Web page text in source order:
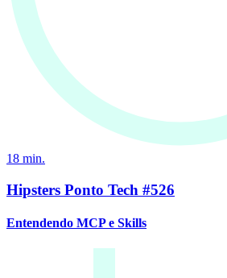
18 min.
Hipsters Ponto Tech #526
Entendendo MCP e Skills